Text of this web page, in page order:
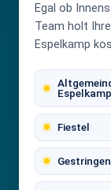
Egal ob
Team holt
Espelkamp
Espelkamp
Fiestel
Gestringen